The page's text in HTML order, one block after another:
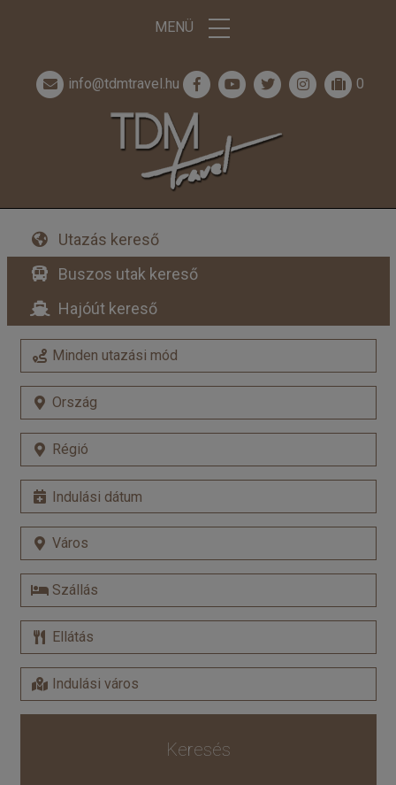
MENÜ
info@tdmtravel.hu 0
Utazás kereső
Buszos utak kereső
Hajóút kereső
Keresés